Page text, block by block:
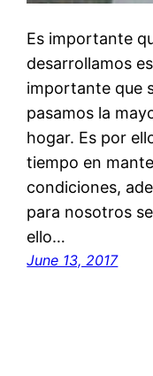
Es importante
desarrollamos
importante que
pasamos la
hogar. Es por
tiempo en
condiciones,
para nosotros
ello…
June 13, 2017